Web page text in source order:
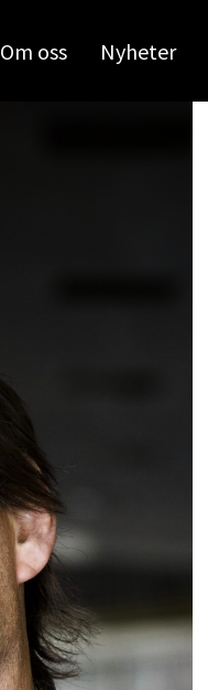
Om oss Nyheter